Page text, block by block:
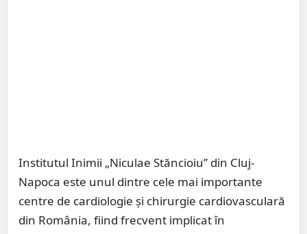
Institutul Inimii „Niculae Stăncioiu” din Cluj-
Napoca este unul dintre cele mai importante
centre de cardiologie și chirurgie cardiovasculară
din România, fiind frecvent implicat în